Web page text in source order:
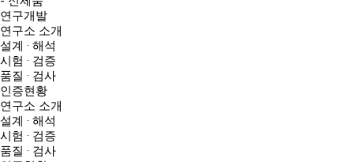
연구개발
연구소 소개
설계 · 해석
시험 · 검증
품질 · 검사
인증현황
연구소 소개
설계 · 해석
시험 · 검증
품질 · 검사